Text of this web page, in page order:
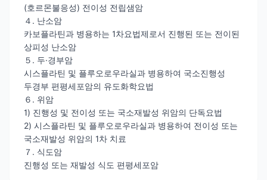
(호르몬불응성) 전이성 전립샘암
４. 난소암
카보플라틴과 병용하는 1차요법제로서 진행된 또는 전이된
상피성 난소암
５. 두·경부암
시스플라틴 및 플루오로우라실과 병용하여 국소진행성
두경부 편평세포암의 유도화학요법
６. 위암
1) 진행성 및 전이성 또는 국소재발성 위암의 단독요법
2) 시스플라틴 및 플루오로우라실과 병용하여 전이성 또는
국소재발성 위암의 1차 치료
７. 식도암
진행성 또는 재발성 식도 편평세포암